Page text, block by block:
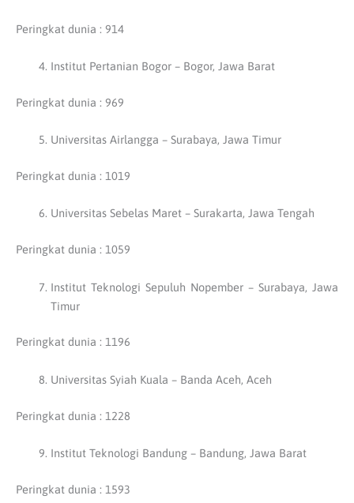
Peringkat dunia : 914
Institut Pertanian Bogor – Bogor, Jawa Barat
Peringkat dunia : 969
Universitas Airlangga – Surabaya, Jawa Timur
Peringkat dunia : 1019
Universitas Sebelas Maret – Surakarta, Jawa Tengah
Peringkat dunia : 1059
Institut Teknologi Sepuluh Nopember – Surabaya, Jawa
Timur
Peringkat dunia : 1196
Universitas Syiah Kuala – Banda Aceh, Aceh
Peringkat dunia : 1228
Institut Teknologi Bandung – Bandung, Jawa Barat
Peringkat dunia : 1593